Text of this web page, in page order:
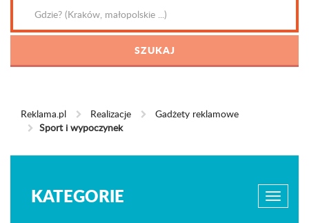
Reklama.pl Realizacje
Gadżety reklamowe
Sport i wypoczynek
KATEGORIE